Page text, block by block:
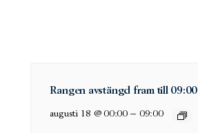
Rangen avstängd fram till 09:00
augusti 18 @ 00:00– 09:00